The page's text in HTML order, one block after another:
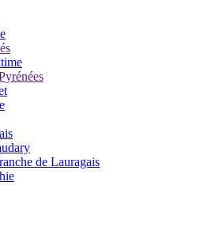
de Lauragais